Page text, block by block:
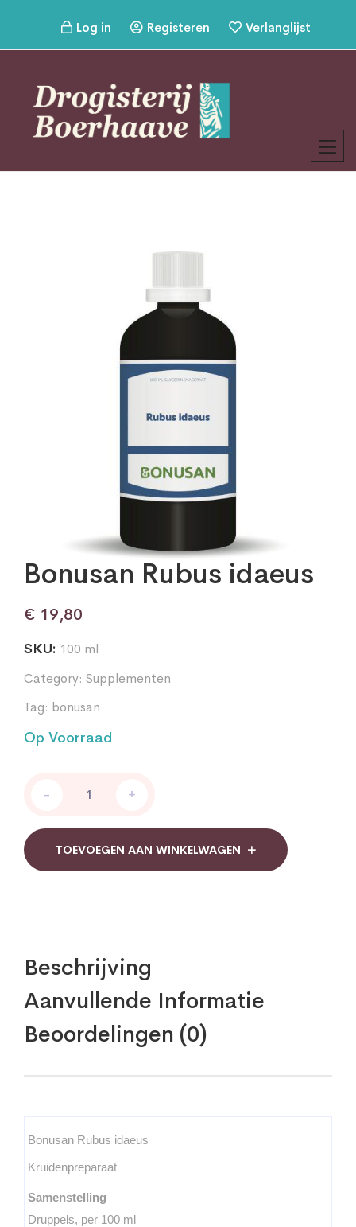
Log in Registeren Verlanglijst
Bonusan Rubus idaeus
€ 19,80
SKU: 100 ml
Category: Supplementen
Tag: bonusan
Op Voorraad
Rubus
quantity
- +
TOEVOEGEN AAN WINKELWAGEN
Beschrijving
Aanvullende Informatie
Beoordelingen (0)
Bonusan Rubus idaeus
Kruidenpreparaat
Samenstelling
Druppels, per 100 ml